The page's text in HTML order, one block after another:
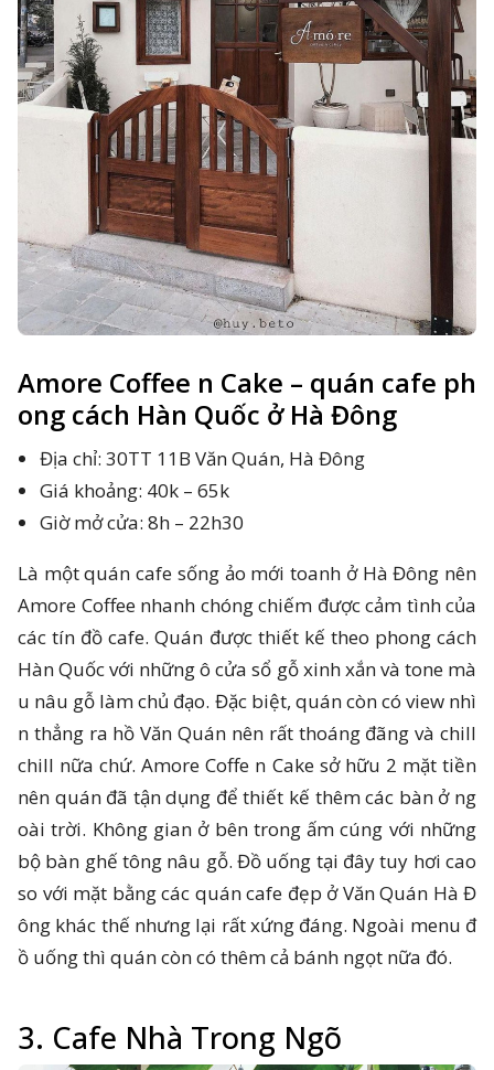
Amore Coffee n Cake – quán cafe ph
ong cách Hàn Quốc ở Hà Đông
Địa chỉ: 30TT 11B Văn Quán, Hà Đông
Giá khoảng: 40k – 65k
Giờ mở cửa: 8h – 22h30
Là một quán cafe sống ảo mới toanh ở Hà Đông nên
Amore Coffee nhanh chóng chiếm được cảm tình của
các tín đồ cafe. Quán được thiết kế theo phong cách
Hàn Quốc với những ô cửa sổ gỗ xinh xắn và tone mà
u nâu gỗ làm chủ đạo. Đặc biệt, quán còn có view nhì
n thẳng ra hồ Văn Quán nên rất thoáng đãng và chill
chill nữa chứ. Amore Coffe n Cake sở hữu 2 mặt tiền
nên quán đã tận dụng để thiết kế thêm các bàn ở ng
oài trời. Không gian ở bên trong ấm cúng với những
bộ bàn ghế tông nâu gỗ. Đồ uống tại đây tuy hơi cao
so với mặt bằng các quán cafe đẹp ở Văn Quán Hà Đ
ông khác thế nhưng lại rất xứng đáng. Ngoài menu đ
ồ uống thì quán còn có thêm cả bánh ngọt nữa đó.
3. Cafe Nhà Trong Ngõ